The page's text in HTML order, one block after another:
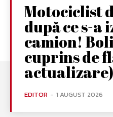
Motociclist
după ce s-a
camion!
cuprins de
actualizare)
EDITOR - 1 AUGUST 2026